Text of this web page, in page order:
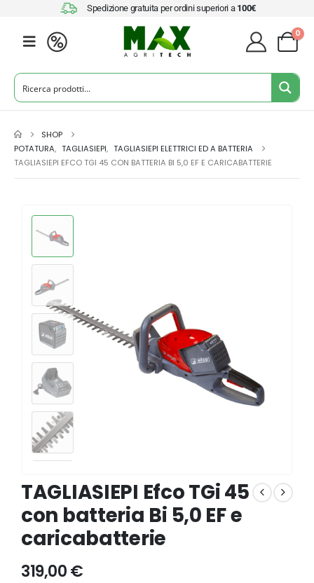
Spedizione gratuita per ordini superiori a 100€
0
SHOP
POTATURA, TAGLIASIEPI, TAGLIASIEPI ELETTRICI ED A BATTERIA
TAGLIASIEPI EFCO TGI 45 CON BATTERIA BI 5,0 EF E CARICABATTERIE
TAGLIASIEPI Efco TGi 45
con batteria Bi 5,0 EF e
caricabatterie
319,00€